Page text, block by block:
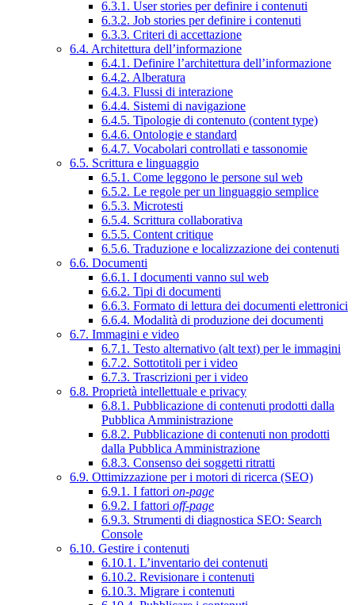
6.3.1. User stories per definire i contenuti
6.3.2. Job stories per definire i contenuti
6.3.3. Criteri di accettazione
6.4. Architettura dell’informazione
6.4.1. Definire l’architettura dell’informazione
6.4.2. Alberatura
6.4.3. Flussi di interazione
6.4.4. Sistemi di navigazione
6.4.5. Tipologie di contenuto (content type)
6.4.6. Ontologie e standard
6.4.7. Vocabolari controllati e tassonomie
6.5. Scrittura e linguaggio
6.5.1. Come leggono le persone sul web
6.5.2. Le regole per un linguaggio semplice
6.5.3. Microtesti
6.5.4. Scrittura collaborativa
6.5.5. Content critique
6.5.6. Traduzione e localizzazione dei contenuti
6.6. Documenti
6.6.1. I documenti vanno sul web
6.6.2. Tipi di documenti
6.6.3. Formato di lettura dei documenti elettronici
6.6.4. Modalità di produzione dei documenti
6.7. Immagini e video
6.7.1. Testo alternativo (alt text) per le immagini
6.7.2. Sottotitoli per i video
6.7.3. Trascrizioni per i video
6.8. Proprietà intellettuale e privacy
6.8.1. Pubblicazione di contenuti prodotti dalla
Pubblica Amministrazione
6.8.2. Pubblicazione di contenuti non prodotti
dalla Pubblica Amministrazione
6.8.3. Consenso dei soggetti ritratti
6.9. Ottimizzazione per i motori di ricerca (SEO)
6.9.1. I fattori on-page
6.9.2. I fattori off-page
6.9.3. Strumenti di diagnostica SEO: Search
Console
6.10. Gestire i contenuti
6.10.1. L’inventario dei contenuti
6.10.2. Revisionare i contenuti
6.10.3. Migrare i contenuti